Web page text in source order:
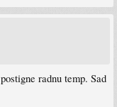
radnu temp. Sad